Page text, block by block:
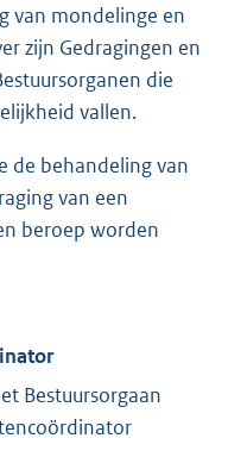
van mondelinge en
zijn Gedragingen en
die
vallen.
de behandeling van
van een
beroep worden
Bestuursorgaan